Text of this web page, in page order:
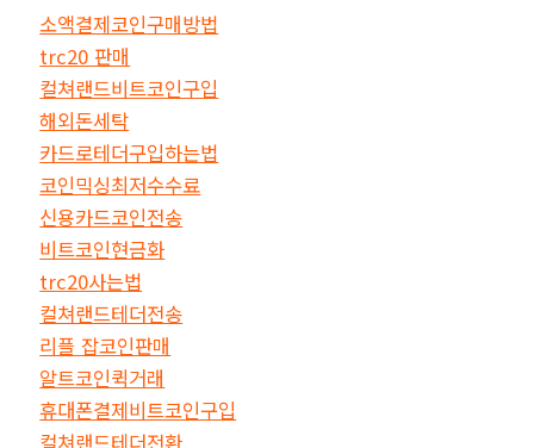
소액결제코인구매방법
trc20 판매
컬쳐랜드비트코인구입
해외돈세탁
카드로테더구입하는법
코인믹싱최저수수료
신용카드코인전송
비트코인현금화
trc20사는법
컬쳐랜드테더전송
리플 잡코인판매
알트코인퀵거래
휴대폰결제비트코인구입
컬쳐랜드테더전환